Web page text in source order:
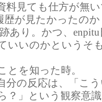
料見ても仕方が無
歴が見たかったの
あり。かつ、
いいのかというそ
とを知った時。
分の反応は、「こ
？」という観察意